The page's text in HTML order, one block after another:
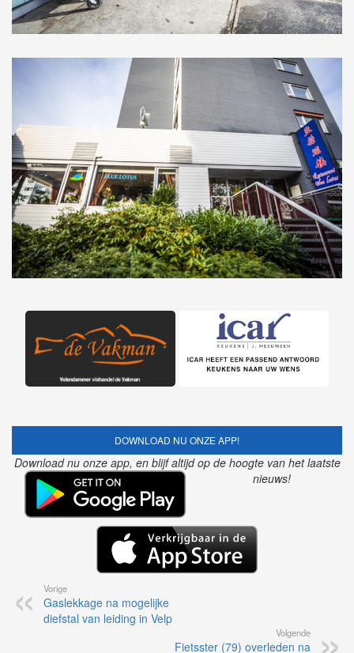
DOWNLOAD NU ONZE APP!
Download nu onze app, en blijf altijd op de hoogte van het laatste
nieuws!
Vorige
Gaslekkage na mogelijke
diefstal van leiding in Velp
Volgende
Fietsster (79) overleden na